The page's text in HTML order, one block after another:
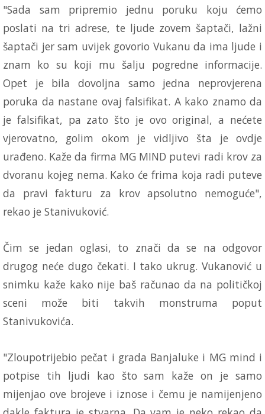
"Sada sam pripremio jednu poruku koju ćemo
poslati na tri adrese, te ljude zovem šaptači, lažni
šaptači jer sam uvijek govorio Vukanu da ima ljude i
znam ko su koji mu šalju pogredne informacije.
Opet je bila dovoljna samo jedna neprovjerena
poruka da nastane ovaj falsifikat. A kako znamo da
je falsifikat, pa zato što je ovo original, a nećete
vjerovatno, golim okom je vidljivo šta je ovdje
urađeno. Kaže da firma MG MIND putevi radi krov za
dvoranu kojeg nema. Kako će frima koja radi puteve
da pravi fakturu za krov apsolutno nemoguće",
rekao je Stanivuković.
Čim se jedan oglasi, to znači da se na odgovor
drugog neće dugo čekati. I tako ukrug. Vukanović u
snimku kaže kako nije baš računao da na političkoj
sceni može biti takvih monstruma poput
Stanivukovića.
"Zloupotrijebio pečat i grada Banjaluke i MG mind i
potpise tih ljudi kao što sam kaže on je samo
mijenjao ove brojeve i iznose i čemu je namijenjeno